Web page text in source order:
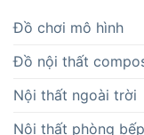
Đồ chơi mô hình
Đồ nội thất
Nội thất ngoài trời
Nội thất phòng bếp